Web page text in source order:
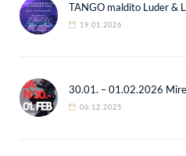
TANGO maldito Luder &
19.01.2026
30.01. – 01.02.2026
06.12.2025